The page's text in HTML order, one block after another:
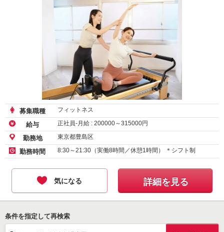
募集職種 フィットネス
給与 正社員-月給 : 200000～315000円
勤務地 東京都豊島区
勤務時間 8:30～21:30（実働8時間／休憩1時間） ＊シフト制
気になる 詳細を見る
条件を指定して再検索